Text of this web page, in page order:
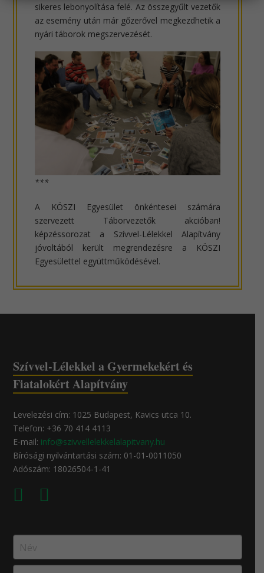
sikeres lebonyolítása felé. Az összegyűlt vezetők
az esemény után már gőzerővel megkezdhetik a
nyári táborok megszervezését.
***
A KÖSZI Egyesület önkéntesei számára
szervezett Táborvezetők akcióban!
képzéssorozat a Szívvel-Lélekkel Alapítvány
jóvoltából került megrendezésre a KÖSZI
Egyesülettel együttműködésével.
Szívvel-Lélekkel a Gyermekekért és
Fiatalokért Alapítvány
Levelezési cím: 1025 Budapest, Kavics utca 10.
Telefon: +36 70 414 4113
E-mail: info@szivvellelekkelalapitvany.hu
Bírósági nyilvántartási szám: 01-01-0011050
Adószám: 18026504-1-41